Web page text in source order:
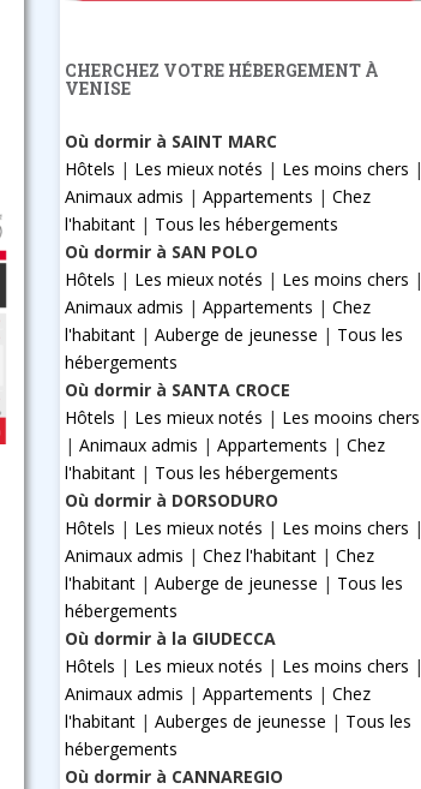
CHERCHEZ VOTRE HÉBERGEMENT À
VENISE
Où dormir à SAINT MARC
Hôtels | Les mieux notés | Les moins chers |
Animaux admis | Appartements | Chez
l'habitant| Tous les hébergements
Où dormir à SAN POLO
Hôtels | Les mieux notés | Les moins chers |
Animaux admis | Appartements | Chez
l'habitant| Auberge de jeunesse | Tous les
hébergements
Où dormir à SANTA CROCE
Hôtels | Les mieux notés | Les mooins chers
| Animaux admis | Appartements | Chez
l'habitant| Tous les hébergements
Où dormir à DORSODURO
Hôtels | Les mieux notés | Les moins chers |
Animaux admis | Chez l'habitant| Chez
l'habitant| Auberge de jeunesse | Tous les
hébergements
Où dormir à la GIUDECCA
Hôtels | Les mieux notés | Les moins chers |
Animaux admis | Appartements | Chez
l'habitant| Auberges de jeunesse | Tous les
hébergements
Où dormir à CANNAREGIO